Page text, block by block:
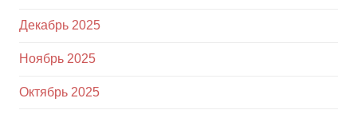
Декабрь 2025
Ноябрь 2025
Октябрь 2025